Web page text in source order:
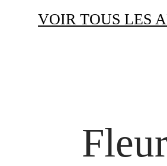
VOIR TOUS LES